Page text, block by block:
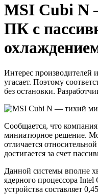
MSI Cubi N
ПК с
Интерес производителей
угасает. Поэтому
без остановки.
Сообщается, что
миниатюрное решение.
отличается
достигается за счет
Данной системы вполне
ядерного процессора
устройства составляет